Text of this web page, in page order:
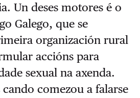
Un deses motores é o
Galego, que se
organización rural
accións para
sexual na axenda.
comezou a falarse